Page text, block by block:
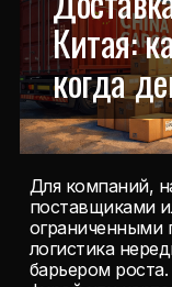
Китая:
когда
Для компаний,
поставщиками
ограниченными
логистика
барьером